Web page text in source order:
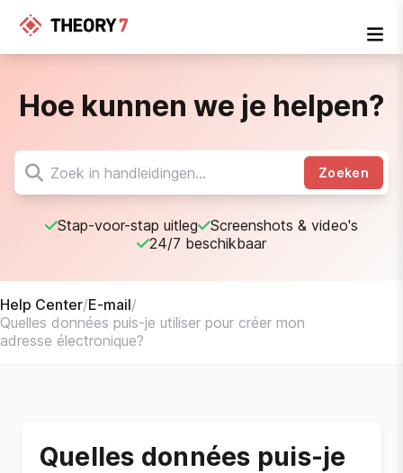
Hoe kunnen we je helpen?
Zoeken
Stap-voor-stap uitleg
Screenshots & video's
24/7 beschikbaar
Help Center/E-mail/
Quelles données puis-je utiliser pour créer mon
adresse électronique?
Quelles données puis-je